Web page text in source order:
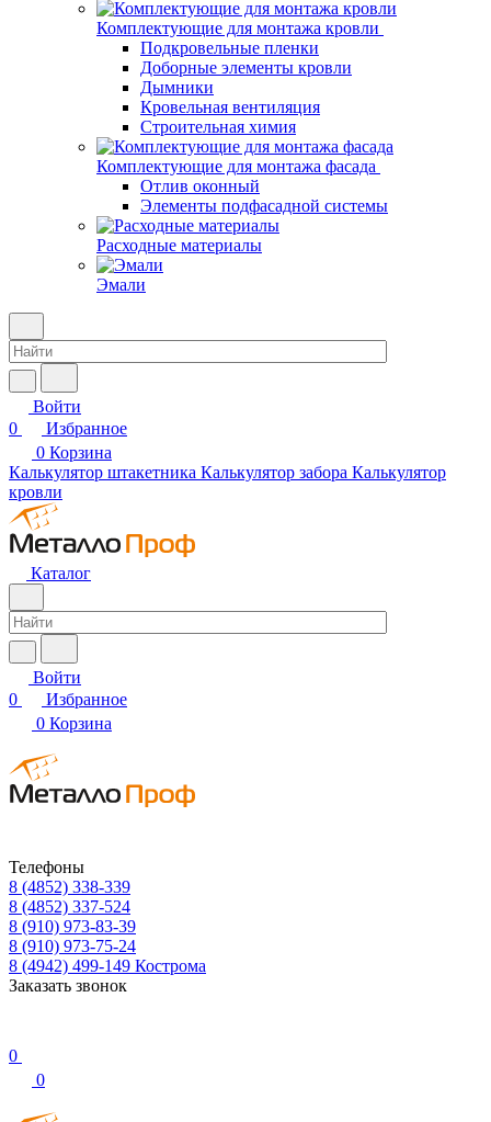
Комплектующие для монтажа кровли
Подкровельные пленки
Доборные элементы кровли
Дымники
Кровельная вентиляция
Строительная химия
Комплектующие для монтажа фасада
Отлив оконный
Элементы подфасадной системы
Расходные материалы
Эмали
Войти
0
Избранное
0 Корзина
Калькулятор штакетника Калькулятор забора Калькулятор
кровли
Каталог
Войти
0
Избранное
0 Корзина
Телефоны
8 (4852) 338-339
8 (4852) 337-524
8 (910) 973-83-39
8 (910) 973-75-24
8 (4942) 499-149 Кострома
Заказать звонок
0
0